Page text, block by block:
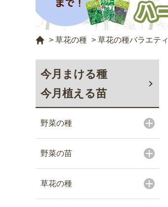
> 草花の種 > 草花の種バラエティ
今月まける種
今月植える苗
野菜の種
野菜の苗
草花の種